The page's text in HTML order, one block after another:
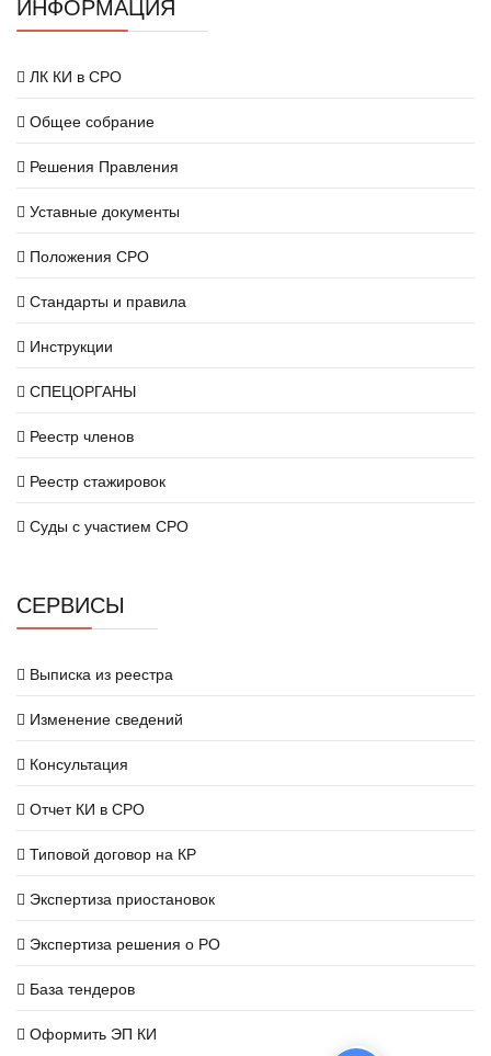
ЛК КИ в СРО
Общее собрание
Решения Правления
Уставные документы
Положения СРО
Стандарты и правила
Инструкции
СПЕЦОРГАНЫ
Реестр членов
Реестр стажировок
Суды с участием СРО
СЕРВИСЫ
Выписка из реестра
Изменение сведений
Консультация
Отчет КИ в СРО
Типовой договор на КР
Экспертиза приостановок
Экспертиза решения о РО
База тендеров
Оформить ЭП КИ